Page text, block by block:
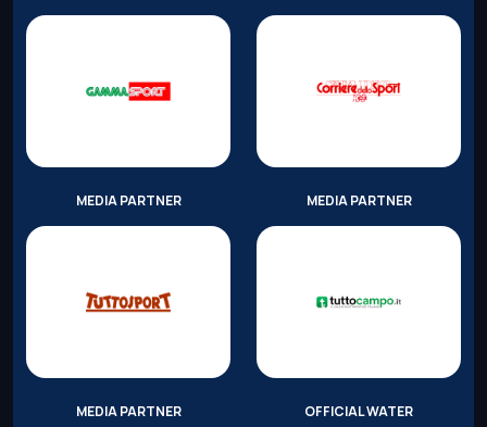
MEDIA PARTNER MEDIA PARTNER
MEDIA PARTNER OFFICIAL WATER